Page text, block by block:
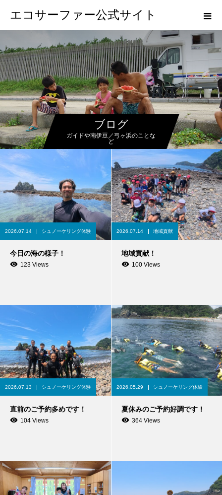
エコサーファー公式サイト
ブログ
ガイドや南伊豆／弓ヶ浜のことな
ど
2026.07.14 シュノーケリング体験
今日の海の様子！
123 Views
2026.07.14 地域貢献
地域貢献！
100 Views
2026.07.13 シュノーケリング体験
直前のご予約多めです！
104 Views
2026.05.29 シュノーケリング体験
夏休みのご予約好調です！
364 Views